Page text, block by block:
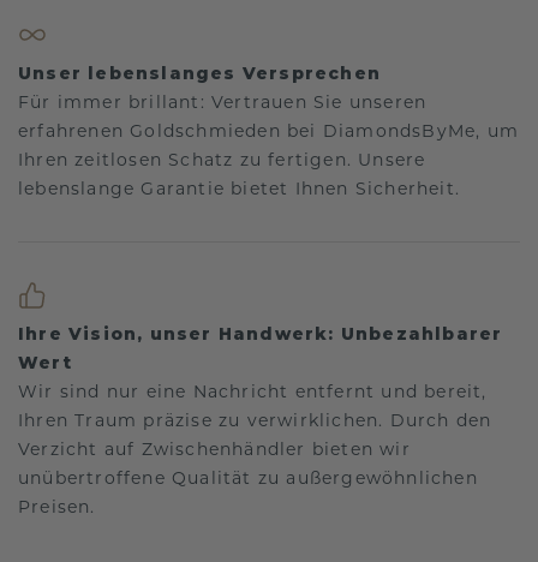
Unser lebenslanges Versprechen
Für immer brillant: Vertrauen Sie unseren
erfahrenen Goldschmieden bei DiamondsByMe, um
Ihren zeitlosen Schatz zu fertigen. Unsere
lebenslange Garantie bietet Ihnen Sicherheit.
Ihre Vision, unser Handwerk: Unbezahlbarer
Wert
Wir sind nur eine Nachricht entfernt und bereit,
Ihren Traum präzise zu verwirklichen. Durch den
Verzicht auf Zwischenhändler bieten wir
unübertroffene Qualität zu außergewöhnlichen
Preisen.